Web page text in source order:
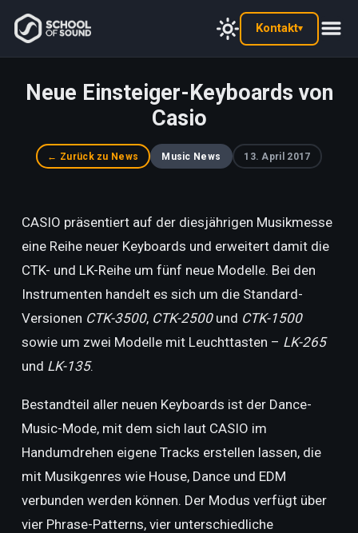
Kontakt▾
Neue Einsteiger-Keyboards von
Casio
← Zurück zu News Music News 13. April 2017
CASIO präsentiert auf der diesjährigen Musikmesse
eine Reihe neuer Keyboards und erweitert damit die
CTK- und LK-Reihe um fünf neue Modelle. Bei den
Instrumenten handelt es sich um die Standard-
Versionen CTK-3500, CTK-2500und CTK-1500
sowie um zwei Modelle mit Leuchttasten – LK-265
und LK-135.
Bestandteil aller neuen Keyboards ist der Dance-
Music-Mode, mit dem sich laut CASIO im
Handumdrehen eigene Tracks erstellen lassen, die
mit Musikgenres wie House, Dance und EDM
verbunden werden können. Der Modus verfügt über
vier Phrase-Patterns, vier unterschiedliche